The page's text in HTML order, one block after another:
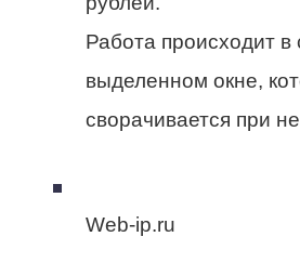
Работа происходит в
выделенном окне,
сворачивается при
Web-ip.ru